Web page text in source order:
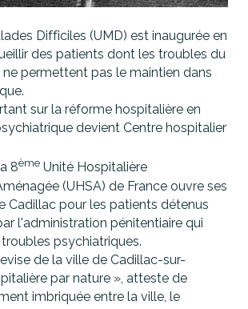
Difficiles (UMD) est inaugurée en
des patients dont les troubles du
permettent pas le maintien dans
sur la réforme hospitalière en
devient Centre hospitalier
8ème Unité Hospitalière
(UHSA) de France ouvre ses
Cadillac pour les patients détenus
l'administration pénitentiaire qui
psychiatriques.
de la ville de Cadillac-sur-
par nature », atteste de
imbriquée entre la ville, le